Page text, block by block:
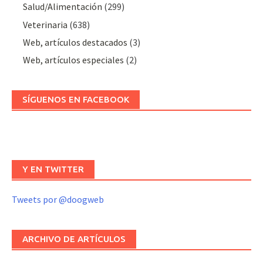
Salud/Alimentación (299)
Veterinaria (638)
Web, artículos destacados (3)
Web, artículos especiales (2)
SÍGUENOS EN FACEBOOK
Y EN TWITTER
Tweets por @doogweb
ARCHIVO DE ARTÍCULOS